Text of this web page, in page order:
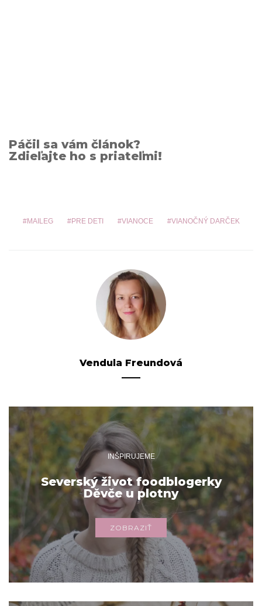
Páčil sa vám článok?
Zdieľajte ho s priateľmi!
MAILEG PRE DETI VIANOCE VIANOČNÝ DARČEK
Vendula Freundová
INŠPIRUJEME
Severský život foodblogerky
Děvče u plotny
ZOBRAZIŤ